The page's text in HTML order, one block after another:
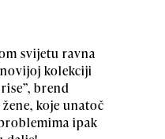
svijetu ravna
kolekciji
brend
koje unatoč
ipak